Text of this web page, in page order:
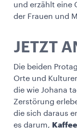
und erzählt eine
der Frauen und
JETZT
Die beiden
Orte und
die wie Johana
Zerstörung
die sich daraus
es darum,